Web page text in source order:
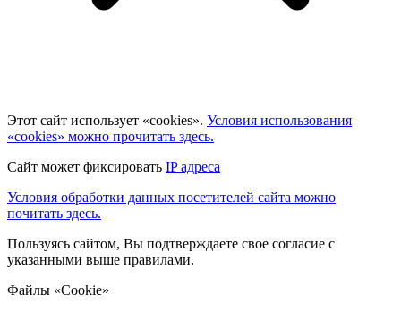
Этот сайт использует «cookies». Условия использования
«cookies» можно прочитать здесь.
Сайт может фиксировать IP адреса
Условия обработки данных посетителей сайта можно
почитать здесь.
Пользуясь сайтом, Вы подтверждаете свое согласие с
указанными выше правилами.
Файлы «Cookie»